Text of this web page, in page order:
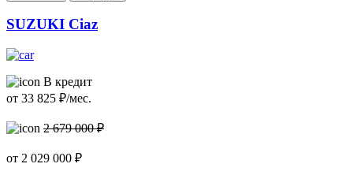
SUZUKI Ciaz
В кредит
от 33 825 ₽/мес.
2 679 000 ₽
от 2 029 000 ₽